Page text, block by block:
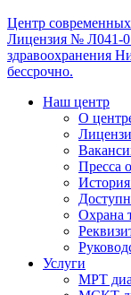
Центр
Лицензия № Л041-
здравоохранения
бессрочно.
Наш центр
О
Пресса
Охрана
Услуги
МРТ